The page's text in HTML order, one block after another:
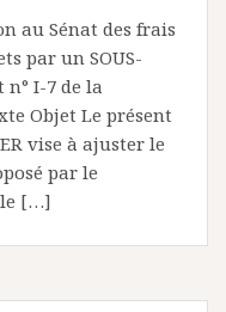
au Sénat des frais
par un SOUS-
n° I-7 de la
Objet Le présent
vise à ajuster le
par le
le […]